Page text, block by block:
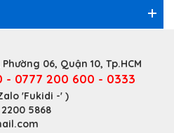
06, Quận 10, Tp.HCM
- 0777 200 600 - 0333
'Fukidi -' )
5868